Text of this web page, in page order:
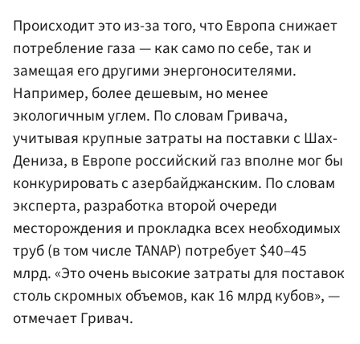
Происходит это из-за того, что Европа снижает
потребление газа — как само по себе, так и
замещая его другими энергоносителями.
Например, более дешевым, но менее
экологичным углем. По словам Гривача,
учитывая крупные затраты на поставки с Шах-
Дениза, в Европе российский газ вполне мог бы
конкурировать с азербайджанским. По словам
эксперта, разработка второй очереди
месторождения и прокладка всех необходимых
труб (в том числе TANAP) потребует $40–45
млрд. «Это очень высокие затраты для поставок
столь скромных объемов, как 16 млрд кубов», —
отмечает Гривач.